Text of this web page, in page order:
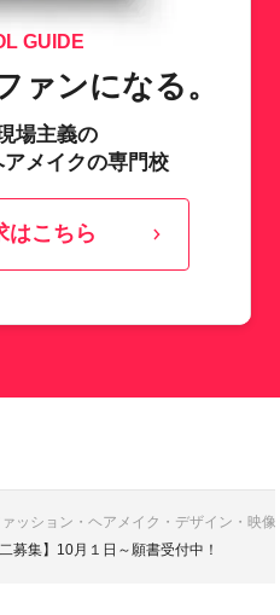
GUIDE
ァンになる。
場主義の
メイクの専門校
はこちら
ッション・ヘアメイク・デザイン・映
募集】10月１日～願書受付中！